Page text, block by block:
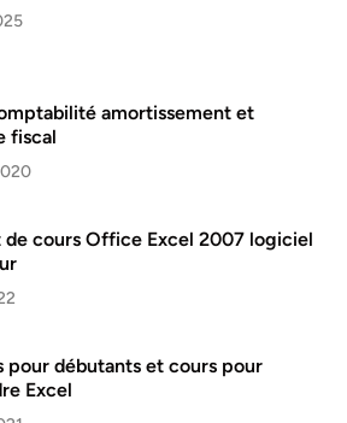
amortissement et
fiscal
de cours Office Excel 2007 logiciel
pour débutants et cours pour
Excel